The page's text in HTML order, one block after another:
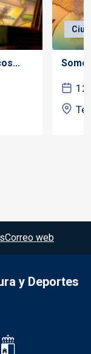
Correo web
y Deportes